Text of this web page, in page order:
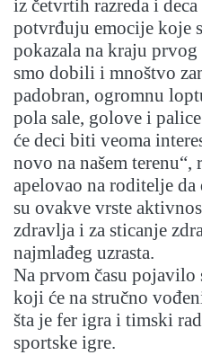
iz četvrtih razreda i
potvrđuju emocije koje
pokazala na kraju
smo dobili i mnoštvo
padobran, ogromnu
pola sale, golove i
će deci biti veoma
novo na našem
apelovao na roditelje
su ovakve vrste
zdravlja i za sticanje
najmlađeg uzrasta.
Na prvom času pojavilo
koji će na stručno
šta je fer igra i timski
sportske igre.